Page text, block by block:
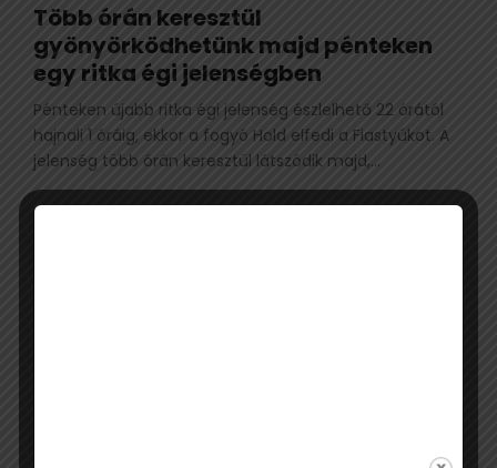
Több órán keresztül
gyönyörködhetünk majd pénteken
egy ritka égi jelenségben
Pénteken újabb ritka égi jelenség észlelhető 22 órától
hajnali 1 óráig, ekkor a fogyó Hold elfedi a Fiastyúkot. A
jelenség több órán keresztül látszódik majd,...